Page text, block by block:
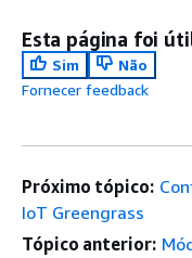
Esta página foi
Sim
Não
Fornecer feedback
Próximo tópico:
IoT Greengrass
Tópico anterior: